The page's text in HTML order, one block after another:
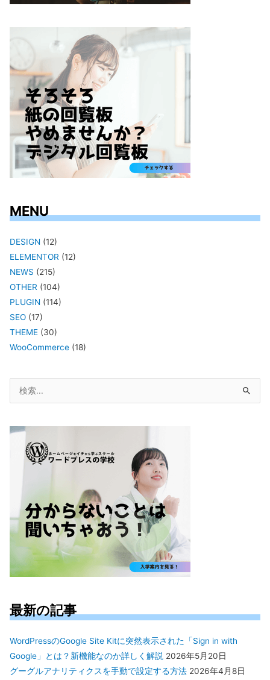
MENU
DESIGN (12)
ELEMENTOR (12)
NEWS (215)
OTHER (104)
PLUGIN (114)
SEO (17)
THEME (30)
WooCommerce (18)
象:
最新の記事
WordPressのGoogle Site Kitに突然表示された「Sign in with
Google」とは？新機能なのか詳しく解説 2026年5月20日
グーグルアナリティクスを手動で設定する方法 2026年4月8日